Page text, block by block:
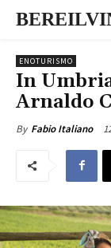
ENOTURISMO
In
Arnaldo
By Fabio Italiano